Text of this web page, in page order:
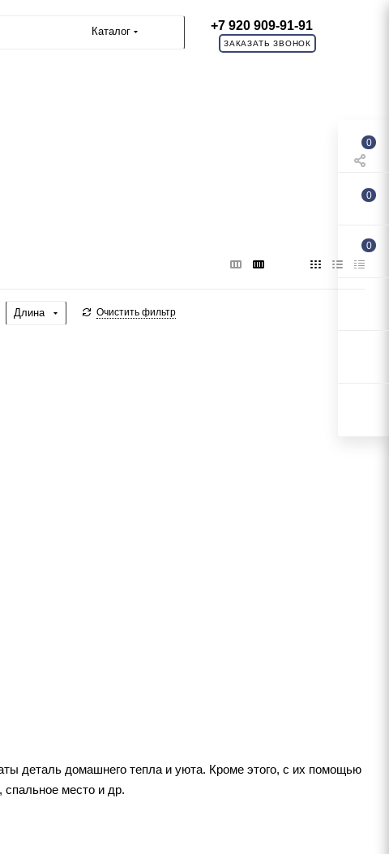
Каталог +7 920 909-91-91
ЗАКАЗАТЬ ЗВОНОК
Длина Очистить фильтр
деталь домашнего тепла и уюта. Кроме этого, с их помощью
спальное место и др.
0
0
0